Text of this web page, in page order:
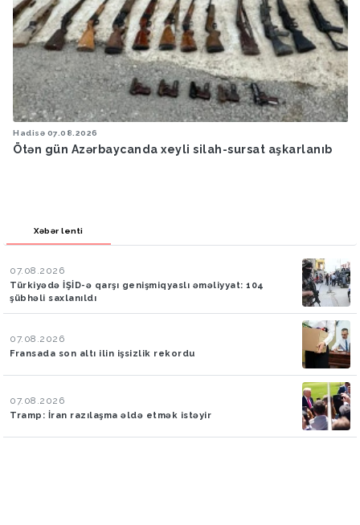
Hadisə 07.08.2026
Ötən gün Azərbaycanda xeyli silah-sursat aşkarlanıb
Xəbər lenti
07.08.2026
Türkiyədə İŞİD-ə qarşı genişmiqyaslı əməliyyat: 104
şübhəli saxlanıldı
07.08.2026
Fransada son altı ilin işsizlik rekordu
07.08.2026
Tramp: İran razılaşma əldə etmək istəyir